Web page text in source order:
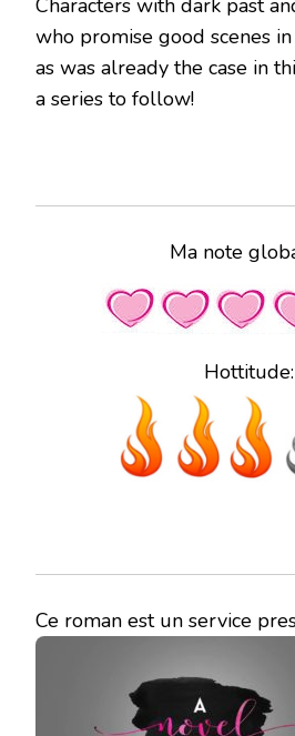
Characters with dark past
who promise good scenes
as was already the case in
a series to follow!
Ma note
Hottitude:
Ce roman est un service